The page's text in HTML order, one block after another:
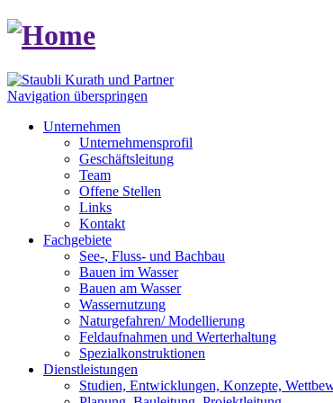
Navigation überspringen
Unternehmen
Unternehmensprofil
Geschäftsleitung
Team
Offene Stellen
Links
Kontakt
Fachgebiete
See-, Fluss- und Bachbau
Bauen im Wasser
Bauen am Wasser
Wassernutzung
Naturgefahren/ Modellierung
Feldaufnahmen und Werterhaltung
Spezialkonstruktionen
Dienstleistungen
Studien, Entwicklungen, Konzepte,